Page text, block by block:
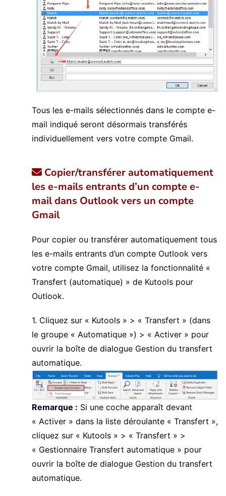
Tous les e-mails sélectionnés dans le compte e-
mail indiqué seront désormais transférés
individuellement vers votre compte Gmail.
Copier/transférer automatiquement
les e-mails entrants d’un compte e-
mail dans Outlook vers un compte
Gmail
Pour copier ou transférer automatiquement tous
les e-mails entrants d’un compte Outlook vers
votre compte Gmail, utilisez la fonctionnalité «
Transfert (automatique) » de Kutools pour
Outlook.
1. Cliquez sur « Kutools » > « Transfert » (dans
le groupe « Automatique ») > « Activer » pour
ouvrir la boîte de dialogue Gestion du transfert
automatique.
Remarque : Si une coche apparaît devant
« Activer » dans la liste déroulante « Transfert »,
cliquez sur « Kutools » > « Transfert » >
« Gestionnaire Transfert automatique » pour
ouvrir la boîte de dialogue Gestion du transfert
automatique.